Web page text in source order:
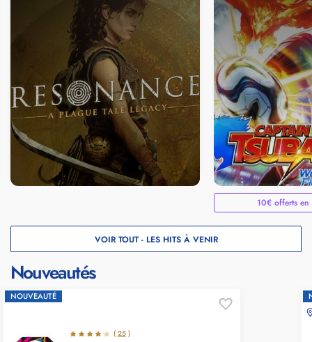
10€ offerts
VOIR TOUT - LES HITS À VENIR
Nouveautés
NOUVEAUTÉ
( 25 )